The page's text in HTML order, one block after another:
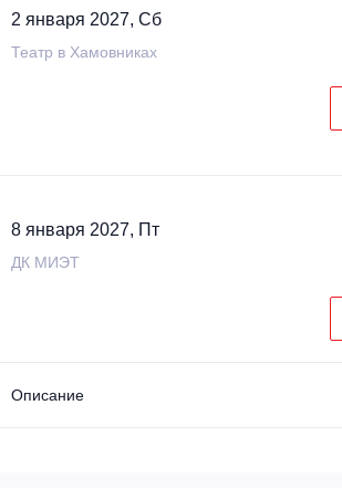
2 января 2027, Сб
Театр в Хамовниках
8 января 2027, Пт
ДК МИЭТ
Описание